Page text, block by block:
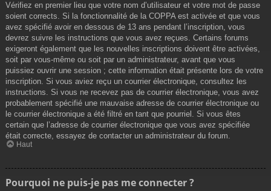
Vérifiez en premier lieu que votre nom d’utilisateur et votre mot de passe
soient corrects. Si la fonctionnalité de la COPPA est activée et que vous
avez spécifié avoir en dessous de 13 ans pendant l’inscription, vous
devrez suivre les instructions que vous avez reçues. Certains forums
exigeront également que les nouvelles inscriptions doivent être activées,
soit par vous-même ou soit par un administrateur, avant que vous
puissiez ouvrir une session ; cette information était présente lors de votre
inscription. Si vous aviez reçu un courrier électronique, consultez les
instructions. Si vous ne recevez pas de courrier électronique, vous avez
probablement spécifié une mauvaise adresse de courrier électronique ou
le courrier électronique a été filtré en tant que pourriel. Si vous êtes
certain que l’adresse de courrier électronique que vous avez spécifiée
était correcte, essayez de contacter un administrateur du forum.
Haut
Pourquoi ne puis-je pas me connecter ?